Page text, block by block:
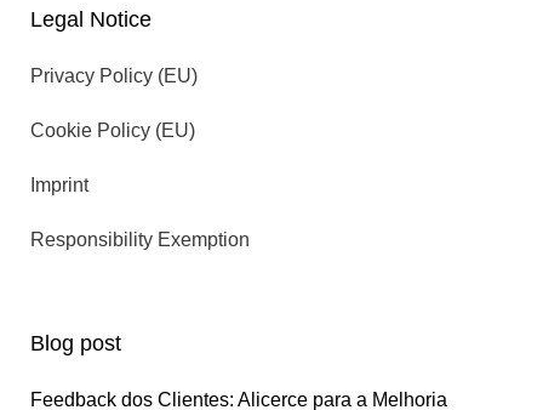
Legal Notice
Privacy Policy (EU)
Cookie Policy (EU)
Imprint
Responsibility Exemption
Blog post
Feedback dos Clientes: Alicerce para a Melhoria